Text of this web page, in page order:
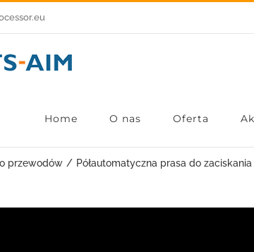
Home O nas Oferta
przewodów Półautomatyczna prasa do